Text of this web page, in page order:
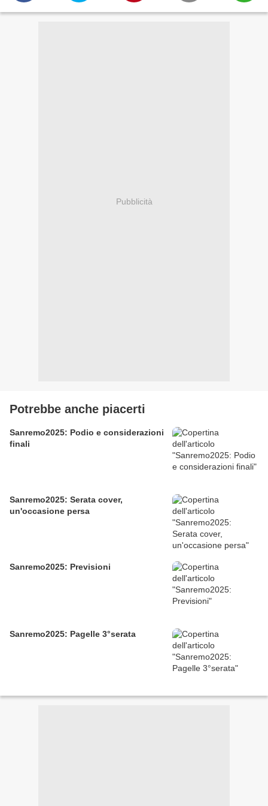
Pubblicità
Potrebbe anche piacerti
Sanremo2025: Podio e considerazioni
finali
Sanremo2025: Serata cover,
un'occasione persa
Sanremo2025: Previsioni
Sanremo2025: Pagelle 3°serata